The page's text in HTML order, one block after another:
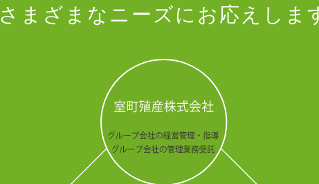
さまざまなニーズにお応えしま